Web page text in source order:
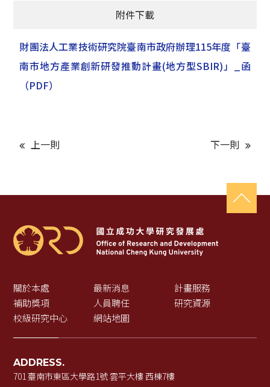
附件下載
財團法人工業技術研究院臺南市政府辦理115年度「臺
南市地方產業創新研發推動計畫(地方型SBIR)」_函
（PDF）
上一則 下一則
關於本處 最新消息
計畫服務
補助獎項
人員聘任
研究資源
校級研究中心
網站地圖
ADDRESS.
701 臺南市東區大學路1號 雲平大樓 西棟7樓